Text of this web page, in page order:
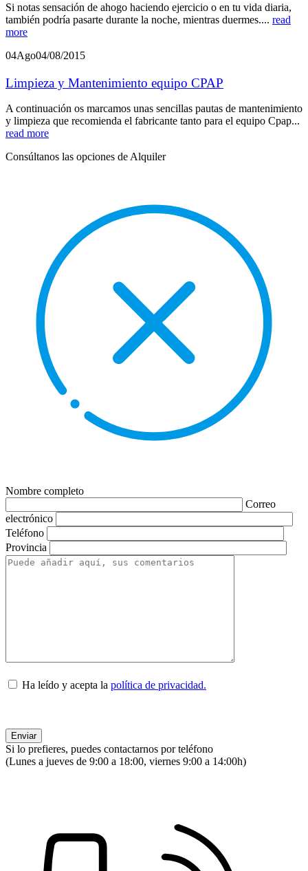
Si notas sensación de ahogo haciendo ejercicio o en tu vida diaria,
también podría pasarte durante la noche, mientras duermes.... read
more
04Ago04/08/2015
Limpieza y Mantenimiento equipo CPAP
A continuación os marcamos unas sencillas pautas de mantenimiento
y limpieza que recomienda el fabricante tanto para el equipo Cpap...
read more
Consúltanos las opciones de Alquiler
Nombre completo
Correo
electrónico
Teléfono
Provincia
Ha leído y acepta la política de privacidad.
Si lo prefieres, puedes contactarnos por teléfono
(Lunes a jueves de 9:00 a 18:00, viernes 9:00 a 14:00h)